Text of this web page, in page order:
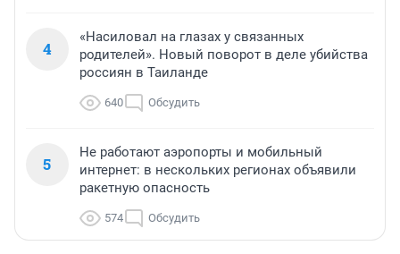
4
«Насиловал на глазах у связанных
родителей». Новый поворот в деле убийства
россиян в Таиланде
640 Обсудить
5
Не работают аэропорты и мобильный
интернет: в нескольких регионах объявили
ракетную опасность
574 Обсудить